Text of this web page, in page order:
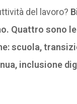
del lavoro?
Quattro sono
scuola,
inclusione